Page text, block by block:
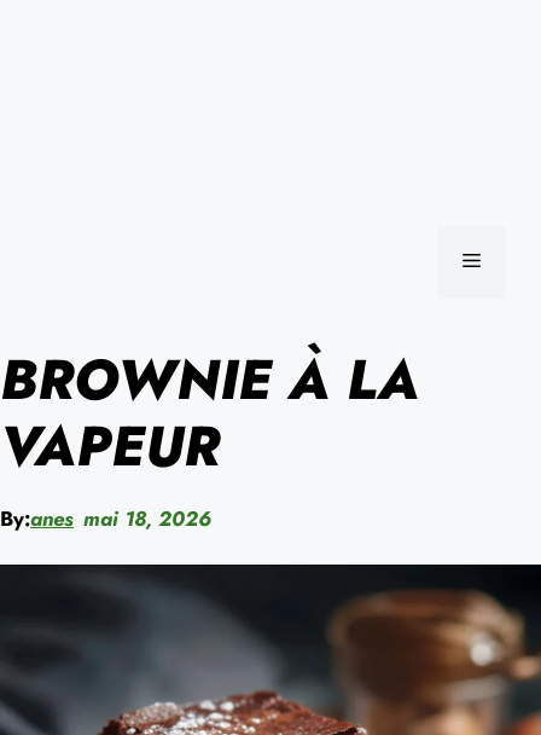
MENU
BROWNIE À LA
VAPEUR
By:anes mai 18, 2026